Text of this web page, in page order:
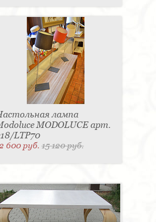
лампа
MODOLUCE арт.
LTP70
600 руб.15 120 руб.